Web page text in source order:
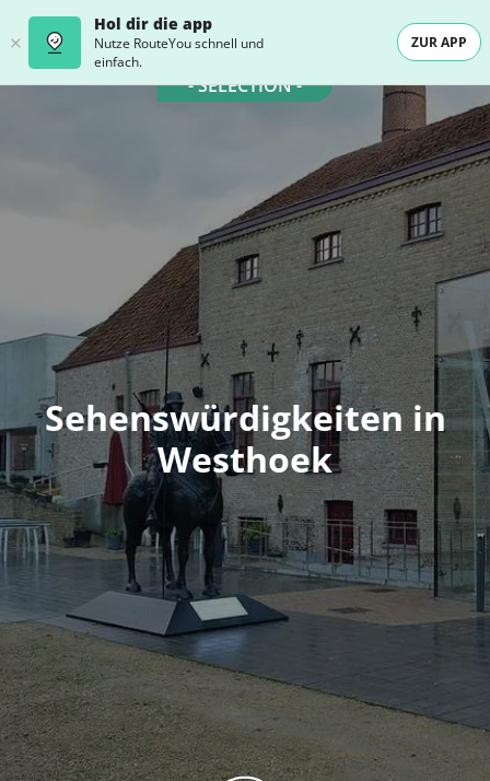
Hol dir die app
Nutze RouteYou schnell und
einfach.
ZUR APP
- SELECTION -
Sehenswürdigkeiten in
Westhoek